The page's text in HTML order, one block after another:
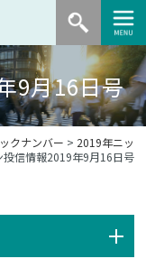
9月16日号
クナンバー > 2019年ニッ
投信情報2019年9月16日号